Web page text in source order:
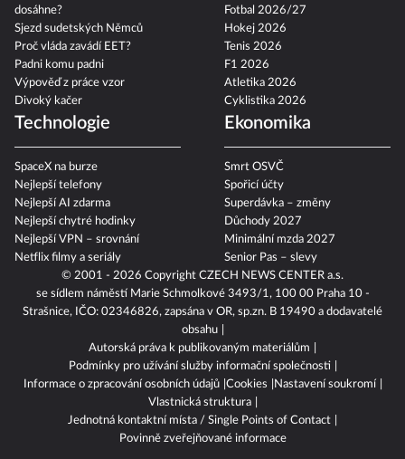
dosáhne?
Sjezd sudetských Němců
Proč vláda zavádí EET?
Padni komu padni
Výpověď z práce vzor
Divoký kačer
Fotbal 2026/27
Hokej 2026
Tenis 2026
F1 2026
Atletika 2026
Cyklistika 2026
Technologie
SpaceX na burze
Nejlepší telefony
Nejlepší AI zdarma
Nejlepší chytré hodinky
Nejlepší VPN – srovnání
Netflix filmy a seriály
Ekonomika
Smrt OSVČ
Spořicí účty
Superdávka – změny
Důchody 2027
Minimální mzda 2027
Senior Pas – slevy
© 2001 - 2026 Copyright CZECH NEWS CENTER a.s.
se sídlem náměstí Marie Schmolkové 3493/1, 100 00 Praha 10 -
Strašnice, IČO: 02346826, zapsána v OR, sp.zn. B 19490 a dodavatelé
obsahu
Autorská práva k publikovaným materiálům
Podmínky pro užívání služby informační společnosti
Informace o zpracování osobních údajů Cookies
Nastavení soukromí
Vlastnická struktura
Jednotná kontaktní místa / Single Points of Contact
Povinně zveřejňované informace